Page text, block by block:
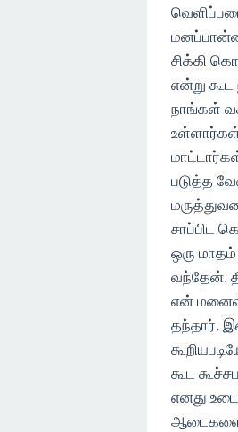
சிக்கி
என்று
நாங்கள்
படுத்த
சாப்பிட
ஒரு மாதம்
வந்தேன்.
என்
தந்தார்.
கூட
எனது